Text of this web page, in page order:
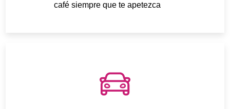
café siempre que te apetezca